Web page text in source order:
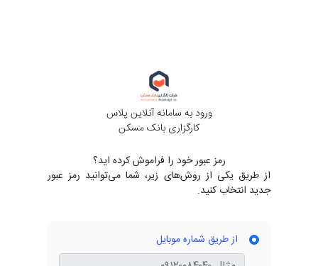
ورود به سامانه آنلاین پلاس
کارگزاری بانک مسکن
رمز عبور خود را فراموش کرده اید؟
از طریق یکی از روش‌های زیر، شما می‌توانید رمز عبور
جدید انتخاب کنید.
از طریق شماره موبایل